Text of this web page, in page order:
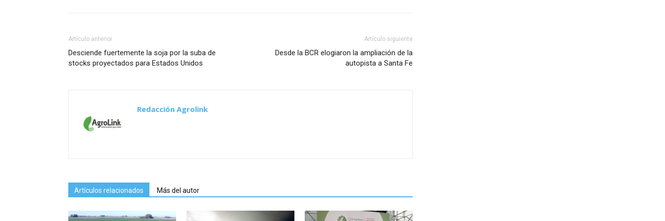
Artículo anterior
Desciende fuertemente la soja por la suba de
stocks proyectados para Estados Unidos
Artículo siguiente
Desde la BCR elogiaron la ampliación de la
autopista a Santa Fe
Redacción Agrolink
Artículos relacionados Más del autor